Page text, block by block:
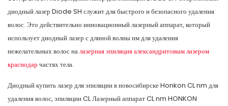
диодный лазер Diode SH служит для быстрого и безопасного удаления
волос. Это действительно инновационный лазерный аппарат, который
использует диодный лазер с длиной волны нм для удаления
нежелательных волос налазерная эпиляция александритовым лазером
краснодар частях тела.
Диодный купить лазер для эпиляции в новосибирске Honkon CL nm для
удаления волос, эпиляции CL Лазерный аппарат CL nm HONKON